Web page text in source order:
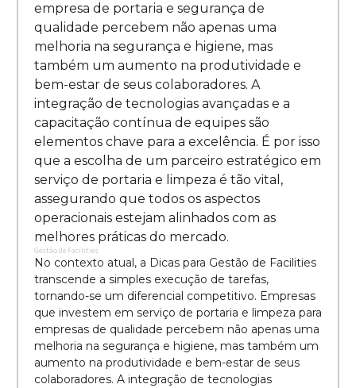
empresa de portaria e segurança de
qualidade percebem não apenas uma
melhoria na segurança e higiene, mas
também um aumento na produtividade e
bem-estar de seus colaboradores. A
integração de tecnologias avançadas e a
capacitação contínua de equipes são
elementos chave para a excelência. É por isso
que a escolha de um parceiro estratégico em
serviço de portaria e limpeza é tão vital,
assegurando que todos os aspectos
operacionais estejam alinhados com as
melhores práticas do mercado.
Gestão de Facilities
No contexto atual, a Dicas para Gestão de Facilities
transcende a simples execução de tarefas,
tornando-se um diferencial competitivo. Empresas
que investem em serviço de portaria e limpeza para
empresas de qualidade percebem não apenas uma
melhoria na segurança e higiene, mas também um
aumento na produtividade e bem-estar de seus
colaboradores. A integração de tecnologias